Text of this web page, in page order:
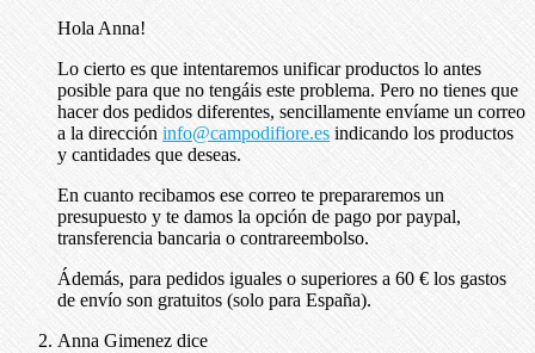
Hola Anna!
Lo cierto es que intentaremos unificar productos lo antes
posible para que no tengáis este problema. Pero no tienes que
hacer dos pedidos diferentes, sencillamente envíame un correo
a la dirección info@campodifiore.es indicando los productos
y cantidades que deseas.
En cuanto recibamos ese correo te prepararemos un
presupuesto y te damos la opción de pago por paypal,
transferencia bancaria o contrareembolso.
Ádemás, para pedidos iguales o superiores a 60 € los gastos
de envío son gratuitos (solo para España).
Anna Gimenez dice